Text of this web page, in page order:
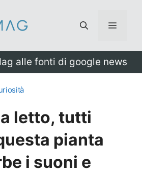
Menu
alle fonti di google news
letto, tutti
pianta
i suoni e